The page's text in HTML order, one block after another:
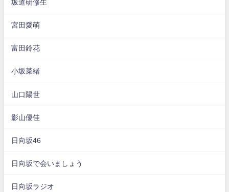
坂道研修生
宮田愛萌
富田鈴花
小坂菜緒
山口陽世
影山優佳
日向坂46
日向坂で会いましょう
日向坂ラジオ